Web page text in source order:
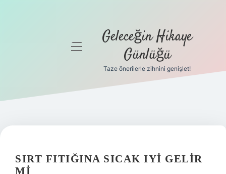
Gizlilik
Hakkımızda
menüyü Geleceğin Hikaye
Günlüğü
Taze önerilerle zihnini genişlet!
SIRT FITIĞINA SICAK IYI GELIR
MI